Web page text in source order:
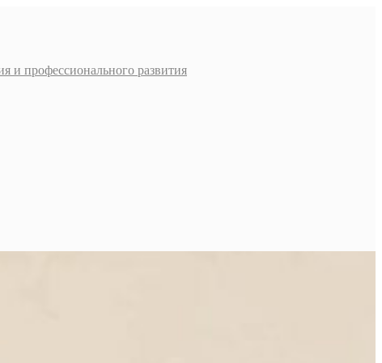
и профессионального развития